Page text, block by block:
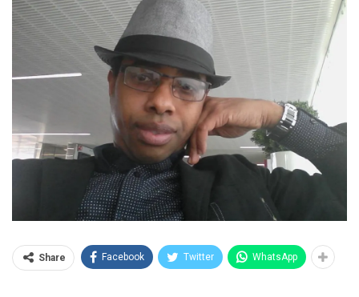
Share Facebook Twitter WhatsApp